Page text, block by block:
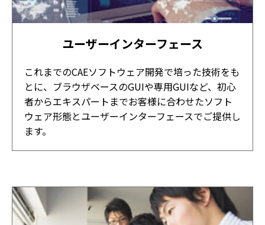
ユーザーインターフェース
これまでのCAEソフトウェア開発で培った技術をも
とに、ブラウザベースのGUIや専用GUIなど、初心
者からエキスパートまでお客様に合わせたソフト
ウェア形態とユーザーインターフェースでご提供し
ます。